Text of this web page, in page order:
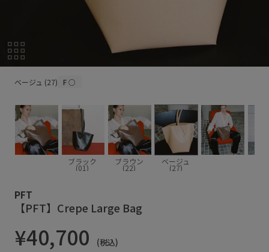
ベージュ (27) F○
ブラック
(01)
ブラウン
(22)
ベージュ
(27)
PFT
【PFT】Crepe Large Bag
¥40,700 (税込)